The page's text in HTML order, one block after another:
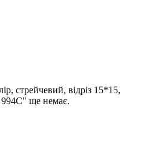
стрейчевий, відріз 15*15,
994С" ще немає.